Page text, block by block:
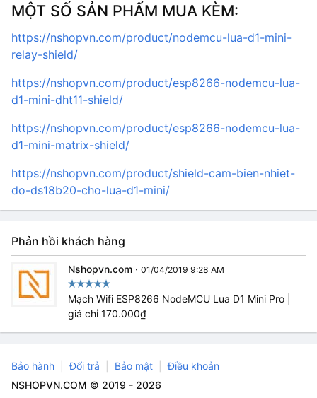
MỘT SỐ SẢN PHẨM MUA KÈM:
https://nshopvn.com/product/nodemcu-lua-d1-mini-
relay-shield/
https://nshopvn.com/product/esp8266-nodemcu-lua-
d1-mini-dht11-shield/
https://nshopvn.com/product/esp8266-nodemcu-lua-
d1-mini-matrix-shield/
https://nshopvn.com/product/shield-cam-bien-nhiet-
do-ds18b20-cho-lua-d1-mini/
Phản hồi khách hàng
Nshopvn.com · 01/04/2019 9:28 AM
Mạch Wifi ESP8266 NodeMCU Lua D1 Mini Pro |
giá chỉ 170.000₫
Bảo hành Đổi trả Bảo mật
Điều khoản
NSHOPVN.COM © 2019 - 2026